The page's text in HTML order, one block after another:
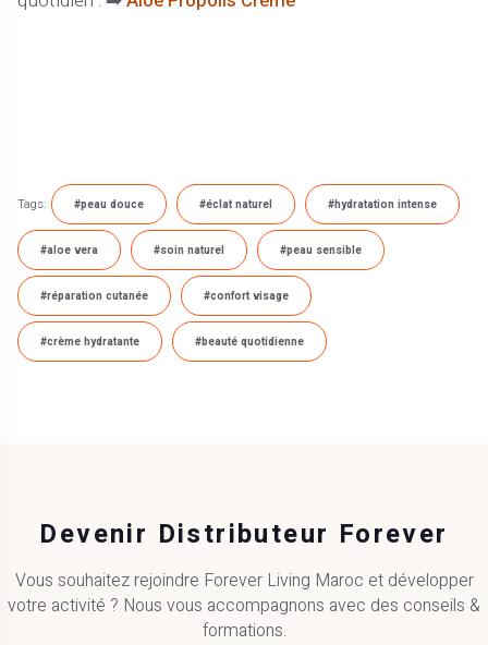
Tags: #peau douce #éclat naturel #hydratation intense
#aloe vera #soin naturel #peau sensible
#réparation cutanée #confort visage
#crème hydratante #beauté quotidienne
Devenir Distributeur Forever
Vous souhaitez rejoindre Forever Living Maroc et développer
votre activité ? Nous vous accompagnons avec des conseils &
formations.